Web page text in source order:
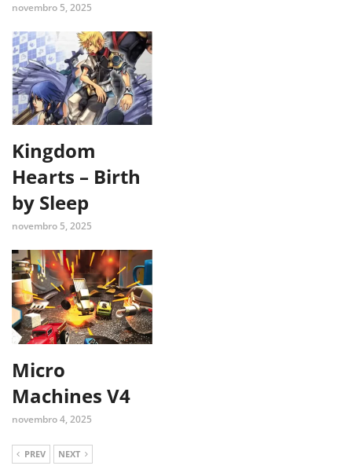
novembro 5, 2025
Kingdom
Hearts – Birth
by Sleep
novembro 5, 2025
Micro
Machines V4
novembro 4, 2025
PREV NEXT